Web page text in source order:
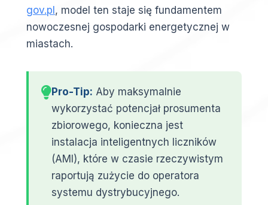
gov.pl, model ten staje się fundamentem
nowoczesnej gospodarki energetycznej w
miastach.
Pro-Tip: Aby maksymalnie
wykorzystać potencjał prosumenta
zbiorowego, konieczna jest
instalacja inteligentnych liczników
(AMI), które w czasie rzeczywistym
raportują zużycie do operatora
systemu dystrybucyjnego.